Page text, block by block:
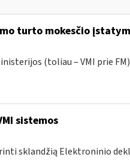
turto mokesčio
(toliau – VMI prie
sistemos
sklandžią Elektroninio